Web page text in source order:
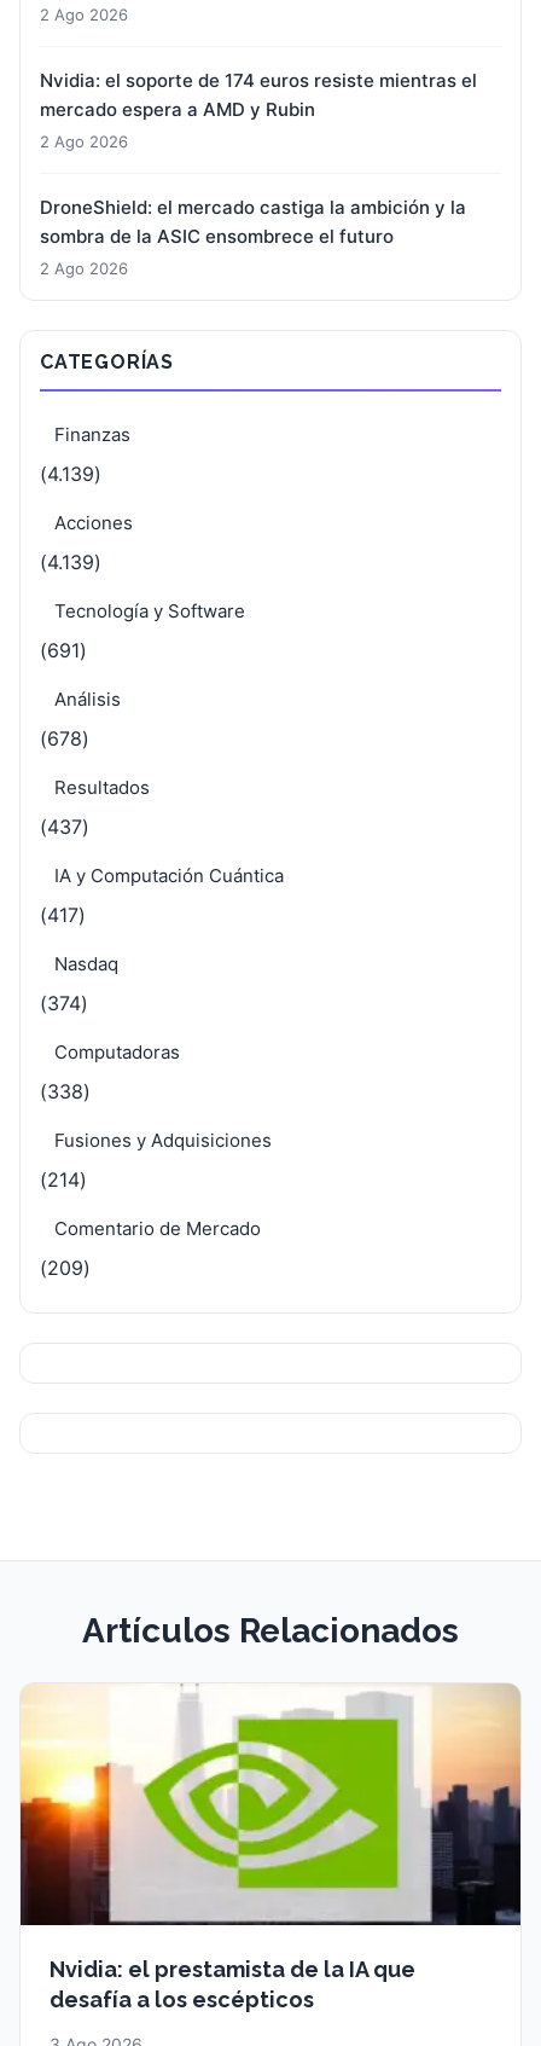
2 Ago 2026
Nvidia: el soporte de 174 euros resiste mientras el
mercado espera a AMD y Rubin
2 Ago 2026
DroneShield: el mercado castiga la ambición y la
sombra de la ASIC ensombrece el futuro
2 Ago 2026
CATEGORÍAS
Finanzas
(4.139)
Acciones
(4.139)
Tecnología y Software
(691)
Análisis
(678)
Resultados
(437)
IA y Computación Cuántica
(417)
Nasdaq
(374)
Computadoras
(338)
Fusiones y Adquisiciones
(214)
Comentario de Mercado
(209)
Artículos Relacionados
Nvidia: el prestamista de la IA que
desafía a los escépticos